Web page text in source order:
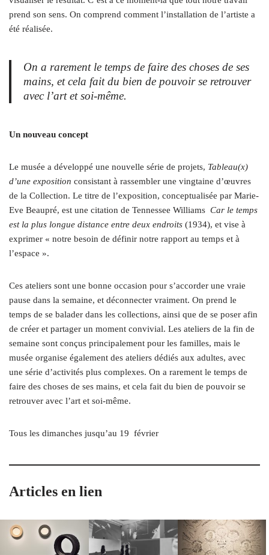
prend son sens. On comprend comment l’installation de l’artiste a
été réalisée.
On a rarement le temps de faire des choses de ses
mains, et cela fait du bien de pouvoir se retrouver
avec l’art et soi-même.
Un nouveau concept
Le musée a développé une nouvelle série de projets, Tableau(x)
d’une exposition consistant à rassembler une vingtaine d’œuvres
de la Collection. Le titre de l’exposition, conceptualisée par Marie-
Eve Beaupré, est une citation de Tennessee Williams Car le temps
est la plus longue distance entre deux endroits (1934), et vise à
exprimer « notre besoin de définir notre rapport au temps et à
l’espace ».
Ces ateliers sont une bonne occasion pour s’accorder une vraie
pause dans la semaine, et déconnecter vraiment. On prend le
temps de se balader dans les collections, ainsi que de se poser afin
de créer et partager un moment convivial. Les ateliers de la fin de
semaine sont conçus principalement pour les familles, mais le
musée organise également des ateliers dédiés aux adultes, avec
une série d’activités plus complexes. On a rarement le temps de
faire des choses de ses mains, et cela fait du bien de pouvoir se
retrouver avec l’art et soi-même.
Tous les dimanches jusqu’au 19 février
Articles en lien